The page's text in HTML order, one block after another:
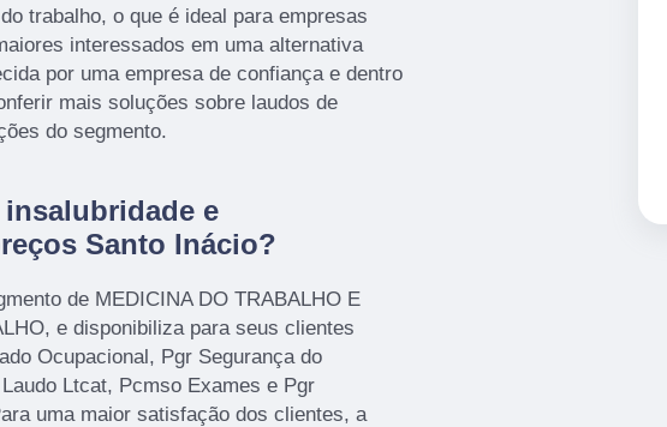
trabalho, o que é ideal para empresas
interessados em uma alternativa
por uma empresa de confiança e dentro
mais soluções sobre laudos de
do segmento.
e
Santo Inácio?
de MEDICINA DO TRABALHO E
e disponibiliza para seus clientes
Ocupacional, Pgr Segurança do
Ltcat, Pcmso Exames e Pgr
uma maior satisfação dos clientes, a